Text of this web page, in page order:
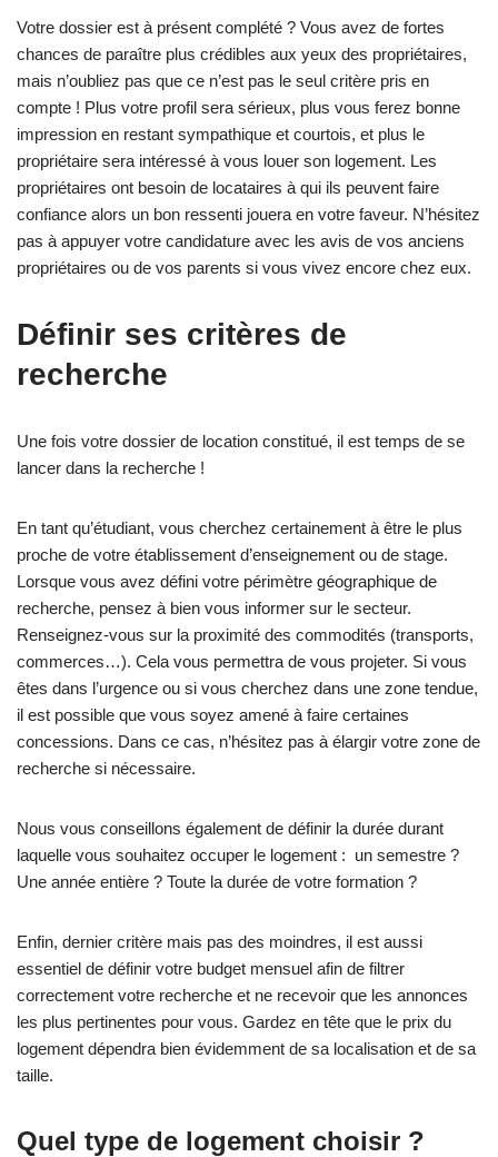
Votre dossier est à présent complété ? Vous avez de fortes
chances de paraître plus crédibles aux yeux des propriétaires,
mais n’oubliez pas que ce n’est pas le seul critère pris en
compte ! Plus votre profil sera sérieux, plus vous ferez bonne
impression en restant sympathique et courtois, et plus le
propriétaire sera intéressé à vous louer son logement. Les
propriétaires ont besoin de locataires à qui ils peuvent faire
confiance alors un bon ressenti jouera en votre faveur. N’hésitez
pas à appuyer votre candidature avec les avis de vos anciens
propriétaires ou de vos parents si vous vivez encore chez eux.
Définir ses critères de
recherche
Une fois votre dossier de location constitué, il est temps de se
lancer dans la recherche !
En tant qu’étudiant, vous cherchez certainement à être le plus
proche de votre établissement d’enseignement ou de stage.
Lorsque vous avez défini votre périmètre géographique de
recherche, pensez à bien vous informer sur le secteur.
Renseignez-vous sur la proximité des commodités (transports,
commerces…). Cela vous permettra de vous projeter. Si vous
êtes dans l’urgence ou si vous cherchez dans une zone tendue,
il est possible que vous soyez amené à faire certaines
concessions. Dans ce cas, n’hésitez pas à élargir votre zone de
recherche si nécessaire.
Nous vous conseillons également de définir la durée durant
laquelle vous souhaitez occuper le logement : un semestre ?
Une année entière ? Toute la durée de votre formation ?
Enfin, dernier critère mais pas des moindres, il est aussi
essentiel de définir votre budget mensuel afin de filtrer
correctement votre recherche et ne recevoir que les annonces
les plus pertinentes pour vous. Gardez en tête que le prix du
logement dépendra bien évidemment de sa localisation et de sa
taille.
Quel type de logement choisir ?